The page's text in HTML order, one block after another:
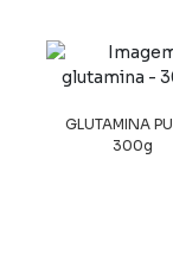
GLUTAMINA
300g